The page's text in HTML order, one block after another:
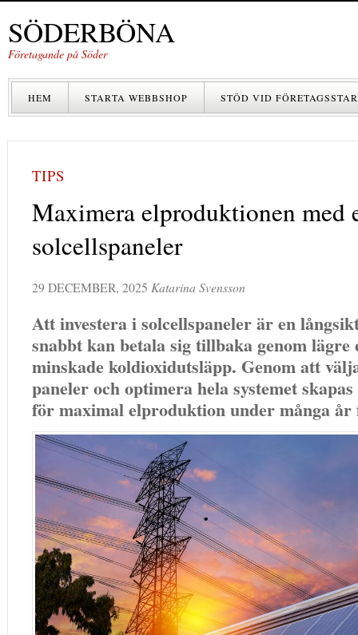
SÖDERBÖNA
Företagande på Söder
HEM STARTA WEBBSHOP STÖD VID
TIPS
Maximera elproduktionen med
solcellspaneler
29 DECEMBER, 2025 Katarina Svensson
Att investera i solcellspaneler är en
snabbt kan betala sig tillbaka genom lägre
minskade koldioxidutsläpp. Genom att
paneler och optimera hela systemet
för maximal elproduktion under många år